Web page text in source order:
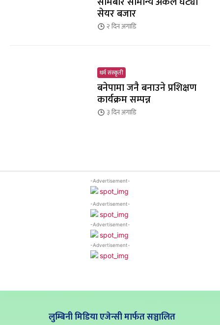
सेयर बजार
२ दिनअगाडि
धर्म संस्कृती
बनेपामा जनै बनाउने प्रशिक्षण
कार्यक्रम सम्पन्न
३ दिनअगाडि
-Advertisement-
-Advertisement-
-Advertisement-
-Advertisement-
लुम्बिनी मिडिया एजेन्सी मार्फत सञ्चालित